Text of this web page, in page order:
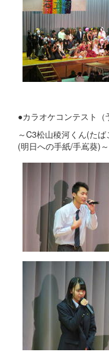
●カラオケコンテスト（
～C3松山稜河くん(た
(明日への手紙/手嶌葵)～